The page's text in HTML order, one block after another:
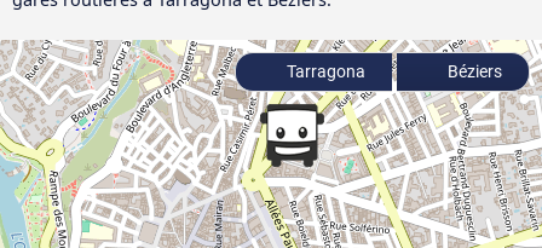
Tarragona Béziers